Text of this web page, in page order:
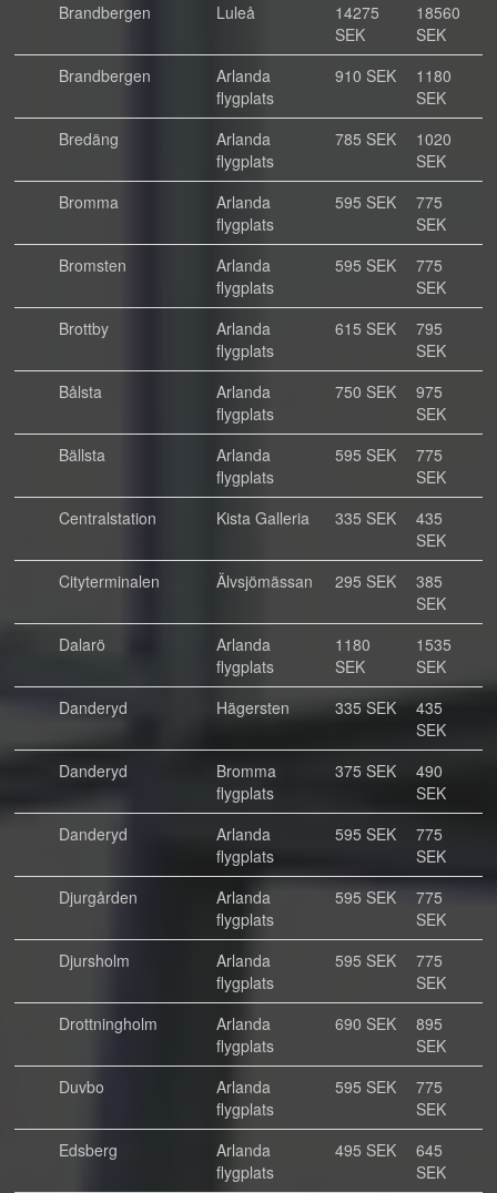
Brandbergen
Luleå
14275
SEK
18560
SEK
Brandbergen
Arlanda
flygplats
910 SEK
1180
SEK
Bredäng
Arlanda
flygplats
785 SEK
1020
SEK
Bromma
Arlanda
flygplats
595 SEK
775
SEK
Bromsten
Arlanda
flygplats
595 SEK
775
SEK
Brottby
Arlanda
flygplats
615 SEK
795
SEK
Bålsta
Arlanda
flygplats
750 SEK
975
SEK
Bällsta
Arlanda
flygplats
595 SEK
775
SEK
Centralstation
Kista Galleria 335 SEK
435
SEK
Cityterminalen
Älvsjömässan 295 SEK
385
SEK
Dalarö
Arlanda
flygplats
1180
SEK
1535
SEK
Danderyd
Hägersten 335 SEK
435
SEK
Danderyd
Bromma
flygplats
375 SEK
490
SEK
Danderyd
Arlanda
flygplats
595 SEK
775
SEK
Djurgården
Arlanda
flygplats
595 SEK
775
SEK
Djursholm
Arlanda
flygplats
595 SEK
775
SEK
Drottningholm
Arlanda
flygplats
690 SEK
895
SEK
Duvbo
Arlanda
flygplats
595 SEK
775
SEK
Edsberg
Arlanda
flygplats
495 SEK
645
SEK